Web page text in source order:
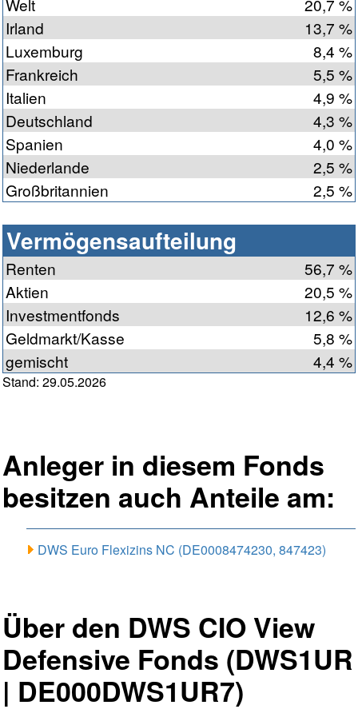
Welt
20,7 %
Irland
13,7 %
Luxemburg
8,4 %
Frankreich
5,5 %
Italien
4,9 %
Deutschland
4,3 %
Spanien
4,0 %
Niederlande
2,5 %
Großbritannien
2,5 %
Vermögensaufteilung
Renten
56,7 %
Aktien
20,5 %
Investmentfonds
12,6 %
Geldmarkt/Kasse
5,8 %
gemischt
4,4 %
Stand: 29.05.2026
Anleger in diesem Fonds
besitzen auch Anteile am:
DWS Euro Flexizins NC (DE0008474230, 847423)
Über den DWS CIO View
Defensive Fonds (DWS1UR
| DE000DWS1UR7)